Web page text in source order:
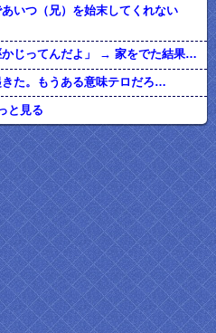
いつ（兄）を始末してくれない
かじってんだよ」 → 家をでた結果…
きた。もうある意味テロだろ…
と見る